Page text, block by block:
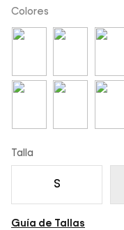
Colores
Talla
S
Guía de Tallas